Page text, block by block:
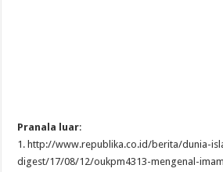
Pranala luar:
1. http://www.republika.co.id/berita/dunia-
digest/17/08/12/oukpm4313-mengenal-